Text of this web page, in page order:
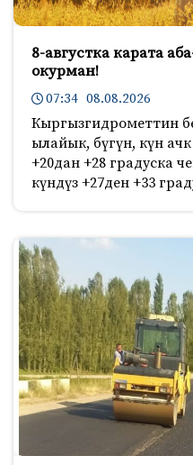
8-августка карата
окурман!
07:34 08.08.2026
Кыргызгидрометтин
ылайык, бүгүн, күн
+20дан +28 градуска
күндүз +27ден +33